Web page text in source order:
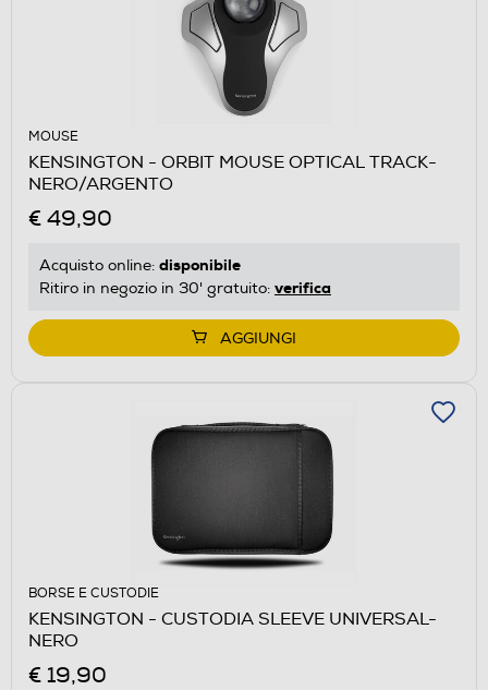
MOUSE
KENSINGTON - ORBIT MOUSE OPTICAL TRACK-
NERO/ARGENTO
€ 49,90
Acquisto online: disponibile
Ritiro in negozio in 30' gratuito: verifica
AGGIUNGI
BORSE E CUSTODIE
KENSINGTON - CUSTODIA SLEEVE UNIVERSAL-
NERO
€ 19,90